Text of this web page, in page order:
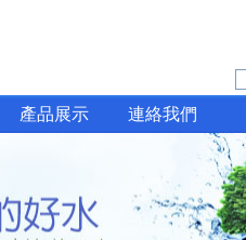
產品展示 連絡我們